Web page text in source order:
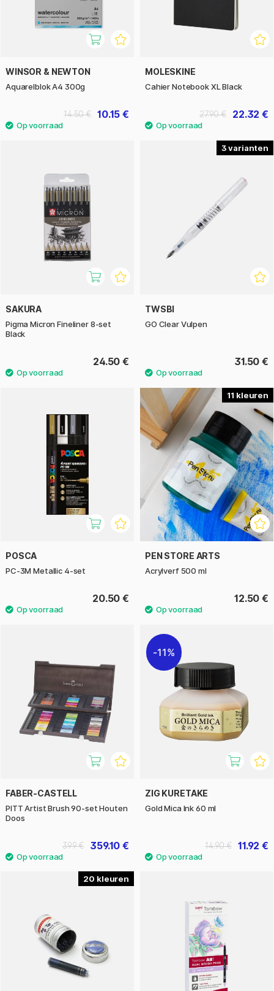
WINSOR & NEWTON
Aquarelblok A4 300g
10.15 €
14.50 €
MOLESKINE
Cahier Notebook XL Black
22.32 €
27.90 €
SAKURA
Pigma Micron Fineliner 8-set
Black
24.50 €
3
TWSBI
GO Clear Vulpen
31.50 €
POSCA
PC-3M Metallic 4-set
20.50 €
11
PEN STORE ARTS
Acrylverf 500 ml
12.50 €
FABER-CASTELL
PITT Artist Brush 90-set Houten
Doos
359.10 €
399 €
11%
ZIG KURETAKE
Gold Mica Ink 60 ml
11.92 €
14.90 €
20